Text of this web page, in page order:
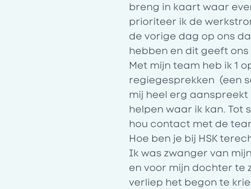
breng in kaart waar
prioriteer ik de
de vorige dag op ons
hebben en dit geeft
Met mijn team heb ik 1
regiegesprekken (een
mij heel erg
helpen waar ik kan. Tot
hou contact met de
Hoe ben je bij HSK
Ik was zwanger van
en voor mijn dochter te
verliep het begon te